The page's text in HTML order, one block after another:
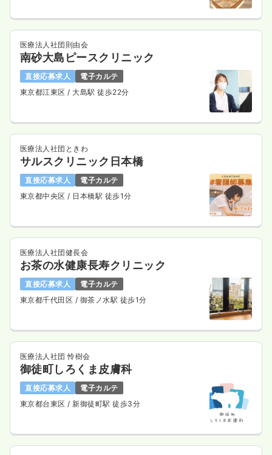
医療法人社団則由会
南砂大島ピースクリニック
直接応募求人
電子カルテ
東京都江東区 / 大島駅 徒歩22分
医療法人社団ときわ
サルスクリニック日本橋
直接応募求人
電子カルテ
東京都中央区 / 日本橋駅 徒歩1分
医療法人社団健長会
お茶の水健康長寿クリニック
直接応募求人
電子カルテ
東京都千代田区 / 御茶ノ水駅 徒歩1分
医療法人社団 怜樹会
御徒町しろくま皮膚科
直接応募求人
電子カルテ
東京都台東区 / 新御徒町駅 徒歩3分